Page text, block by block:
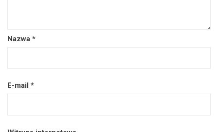
Nazwa *
E-mail *